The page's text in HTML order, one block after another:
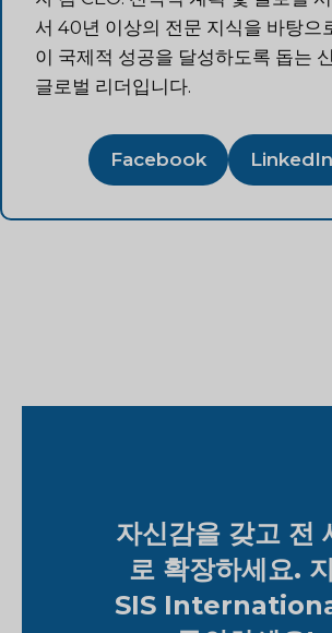
서 40년 이상의 전문 지식을 바탕으
이 국제적 성공을 달성하도록 돕는
글로벌 리더입니다.
Facebook LinkedIn
자신감을 갖고 전
로 확장하세요.
SIS